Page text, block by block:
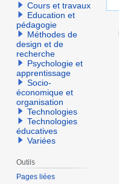
Cours et travaux
Education et
pédagogie
Méthodes de
design et de
recherche
Psychologie et
apprentissage
Socio-
économique et
organisation
Technologies
Technologies
éducatives
Variées
Outils
Pages liées